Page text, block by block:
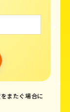
またぐ場合に